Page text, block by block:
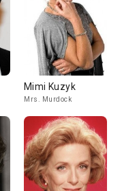
Mimi Kuzyk
Mrs. Murdock